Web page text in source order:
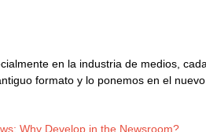
en la industria de medios,
formato y lo ponemos en el
Why Develop in the Newsroom?